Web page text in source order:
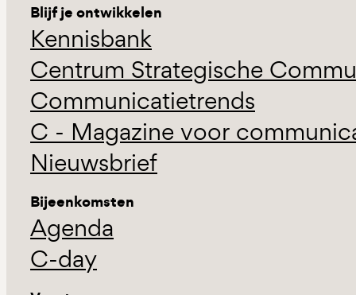
Blijf je ontwikkelen
Kennisbank
Centrum Strategische
Communicatietrends
C - Magazine voor
Nieuwsbrief
Bijeenkomsten
Agenda
C-day